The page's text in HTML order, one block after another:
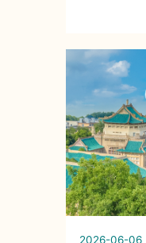
2026-06-06